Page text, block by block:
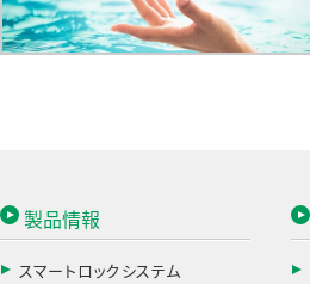
製品情報
スマートロックシステム